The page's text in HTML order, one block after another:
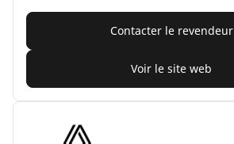
Contacter le revendeur
Voir le site web